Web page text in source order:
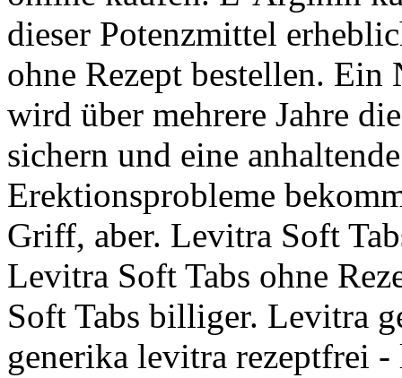
dieser Potenzmittel
ohne Rezept bestellen. Ein
wird über mehrere Jahre
sichern und eine
Erektionsprobleme
Griff, aber. Levitra Soft
Levitra Soft Tabs ohne
Soft Tabs billiger. Levitra
generika levitra rezeptfrei